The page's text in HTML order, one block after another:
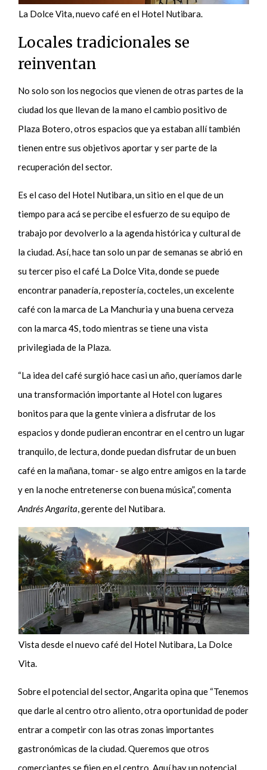
La Dolce Vita, nuevo café en el Hotel Nutibara.
Locales tradicionales se
reinventan
No solo son los negocios que vienen de otras partes de la
ciudad los que llevan de la mano el cambio positivo de
Plaza Botero, otros espacios que ya estaban allí también
tienen entre sus objetivos aportar y ser parte de la
recuperación del sector.
Es el caso del Hotel Nutibara, un sitio en el que de un
tiempo para acá se percibe el esfuerzo de su equipo de
trabajo por devolverlo a la agenda histórica y cultural de
la ciudad. Así, hace tan solo un par de semanas se abrió en
su tercer piso el café La Dolce Vita, donde se puede
encontrar panadería, repostería, cocteles, un excelente
café con la marca de La Manchuria y una buena cerveza
con la marca 4S, todo mientras se tiene una vista
privilegiada de la Plaza.
“La idea del café surgió hace casi un año, queríamos darle
una transformación importante al Hotel con lugares
bonitos para que la gente viniera a disfrutar de los
espacios y donde pudieran encontrar en el centro un lugar
tranquilo, de lectura, donde puedan disfrutar de un buen
café en la mañana, tomar- se algo entre amigos en la tarde
y en la noche entretenerse con buena música”, comenta
Andrés Angarita, gerente del Nutibara.
Vista desde el nuevo café del Hotel Nutibara, La Dolce
Vita.
Sobre el potencial del sector, Angarita opina que “Tenemos
que darle al centro otro aliento, otra oportunidad de poder
entrar a competir con las otras zonas importantes
gastronómicas de la ciudad. Queremos que otros
comerciantes se fijen en el centro. Aquí hay un potencial